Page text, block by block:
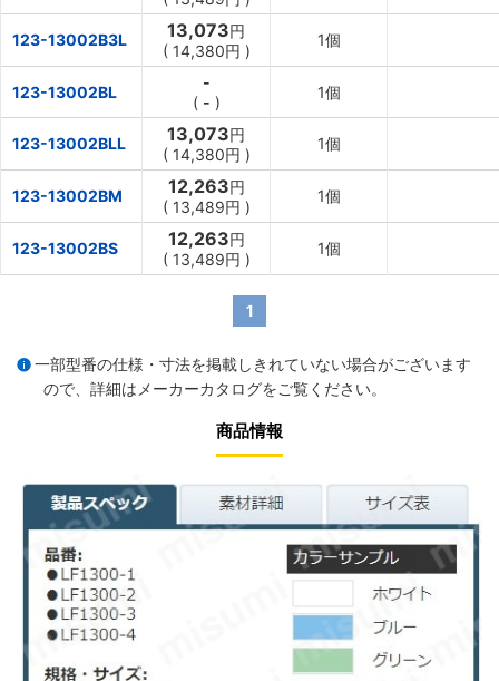
123-13002B3L 13,073円
( 14,380円 )
1個
123-13002BL
-
( - )
1個
123-13002BLL 13,073円
( 14,380円 )
1個
123-13002BM 12,263円
( 13,489円 )
1個
123-13002BS 12,263円
( 13,489円 )
1個
1
一部型番の仕様・寸法を掲載しきれていない場合がございます
ので、詳細は メーカーカタログをご覧ください。
商品情報